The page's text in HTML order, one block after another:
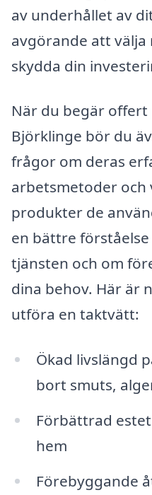
av underhållet av
avgörande att
skydda din
När du begär
Björklinge bör du
frågor om deras
arbetsmetoder och
produkter de
en bättre
tjänsten och om
dina behov. Här är
utföra en taktvätt:
Ökad livslängd
bort smuts,
Förbättrad
hem
Förebyggande